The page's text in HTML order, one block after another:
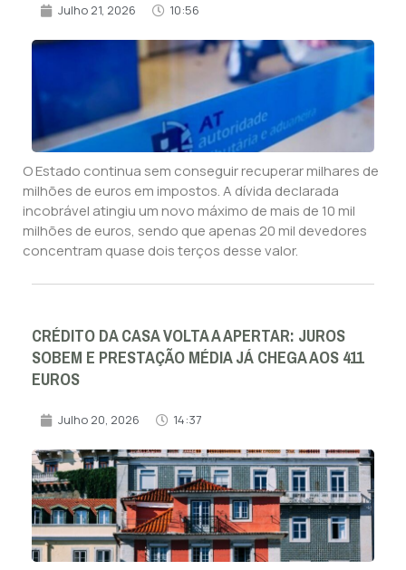
Julho 21, 2026 10:56
O Estado continua sem conseguir recuperar milhares de
milhões de euros em impostos. A dívida declarada
incobrável atingiu um novo máximo de mais de 10 mil
milhões de euros, sendo que apenas 20 mil devedores
concentram quase dois terços desse valor.
CRÉDITO DA CASA VOLTA A APERTAR: JUROS
SOBEM E PRESTAÇÃO MÉDIA JÁ CHEGA AOS 411
EUROS
Julho 20, 2026 14:37